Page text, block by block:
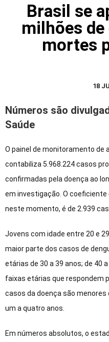
Brasil se
milhões
mortes
18
Números são
Saúde
O painel de monitoramento de
contabiliza 5.968.224 casos
confirmadas pela doença ao
em investigação. O coeficiente
neste momento, é de 2.939
Jovens com idade entre 20 e
maior parte dos casos de
etárias de 30 a 39 anos; de 40
faixas etárias que respondem
casos da doença são menores
um a quatro anos.
Em números absolutos, o